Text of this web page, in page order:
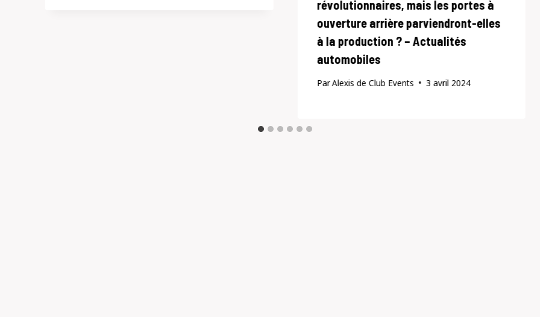
révolutionnaires, mais les portes à
ouverture arrière parviendront-elles
à la production ? – Actualités
automobiles
ParAlexis de Club Events 3 avril 2024